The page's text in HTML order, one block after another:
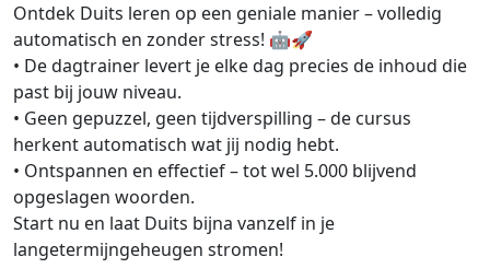
Ontdek Duits leren op een geniale manier – volledig
automatisch en zonder stress! 🤖🚀
• De dagtrainer levert je elke dag precies de inhoud die
past bij jouw niveau.
• Geen gepuzzel, geen tijdverspilling – de cursus
herkent automatisch wat jij nodig hebt.
• Ontspannen en effectief – tot wel 5.000 blijvend
opgeslagen woorden.
Start nu en laat Duits bijna vanzelf in je
langetermijngeheugen stromen!